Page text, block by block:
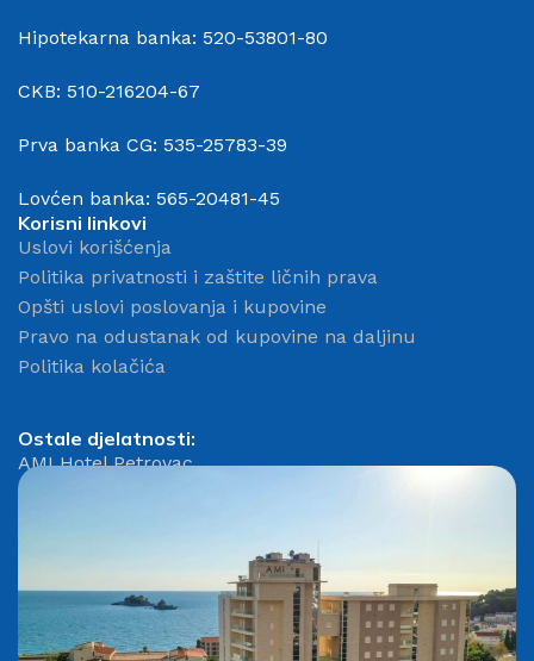
Hipotekarna banka: 520-53801-80
CKB: 510-216204-67
Prva banka CG: 535-25783-39
Lovćen banka: 565-20481-45
Korisni linkovi
Uslovi korišćenja
Politika privatnosti i zaštite ličnih prava
Opšti uslovi poslovanja i kupovine
Pravo na odustanak od kupovine na daljinu
Politika kolačića
Ostale djelatnosti:
AMI Hotel Petrovac